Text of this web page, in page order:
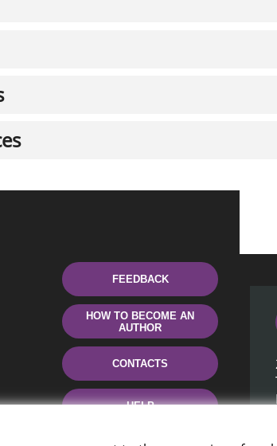
FEEDBACK
HOW TO BECOME AN
AUTHOR
CONTACTS
HELP